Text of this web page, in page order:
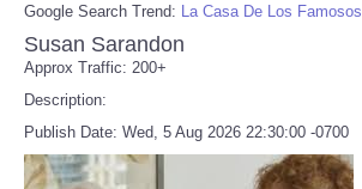
Google Search Trend: La Casa De Los Famosos
Susan Sarandon
Approx Traffic: 200+
Description:
Publish Date: Wed, 5 Aug 2026 22:30:00 -0700